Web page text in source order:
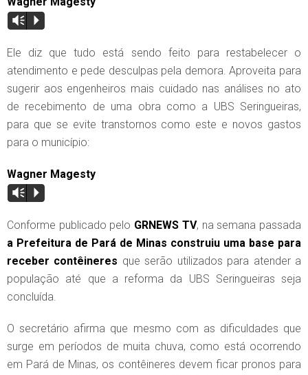
Vm P
Ele diz que tudo está sendo feito para restabelecer o
atendimento e pede desculpas pela demora. Aproveita para
sugerir aos engenheiros mais cuidado nas análises no ato
de recebimento de uma obra como a UBS Seringueiras,
para que se evite transtornos como este e novos gastos
para o município:
Wagner Magesty
Vm P
Conforme publicado pelo GRNEWS TV, na semana passada
a Prefeitura de Pará de Minas construiu uma base para
receber contêineres que serão utilizados para atender a
população até que a reforma da UBS Seringueiras seja
concluída.
O secretário afirma que mesmo com as dificuldades que
surge em períodos de muita chuva, como está ocorrendo
em Pará de Minas, os contêineres devem ficar pronos para